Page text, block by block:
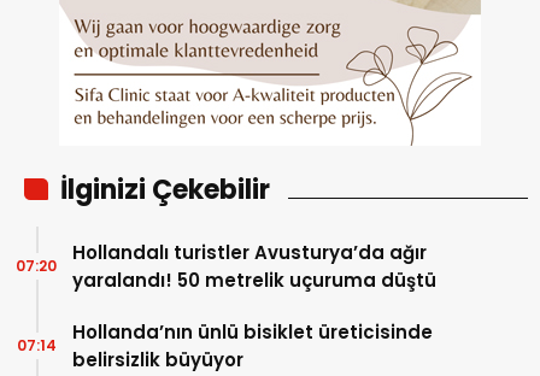
İlginizi Çekebilir
Hollandalı turistler Avusturya’da ağır
yaralandı! 50 metrelik uçuruma düştü
07:20
Hollanda’nın ünlü bisiklet üreticisinde
belirsizlik büyüyor
07:14